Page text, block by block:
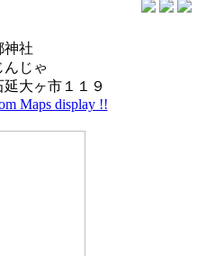
神社
んじゃ
大ヶ市１１９